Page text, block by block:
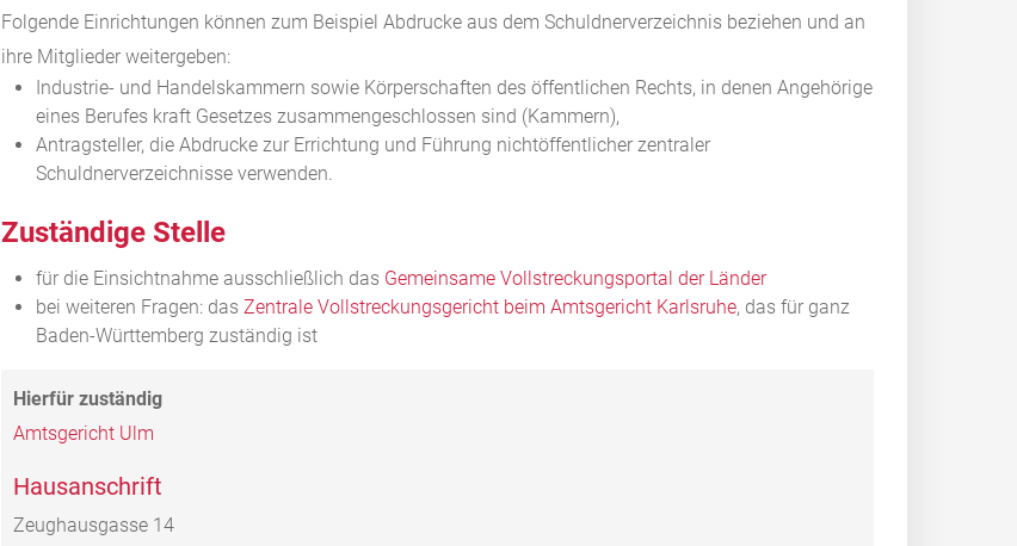
Folgende Einrichtungen könnenzum BeispielAbdrucke aus dem Schuldnerverzeichnis beziehen und an
ihre Mitglieder weitergeben:
Industrie- und Handelskammern sowie Körperschaften des öffentlichen Rechts, in denen Angehörige
eines Berufes kraft Gesetzes zusammengeschlossen sind (Kammern),
Antragsteller, die Abdrucke zur Errichtung und Führung nichtöffentlicher zentraler
Schuldnerverzeichnisse verwenden.
Zuständige Stelle
für die Einsichtnahme ausschließlich das Gemeinsame Vollstreckungsportal der Länder
bei weiteren Fragen: das Zentrale Vollstreckungsgericht beim Amtsgericht Karlsruhe, das für ganz
Baden-Württemberg zuständig ist
Amtsgericht Ulm
Hausanschrift
Zeughausgasse 14